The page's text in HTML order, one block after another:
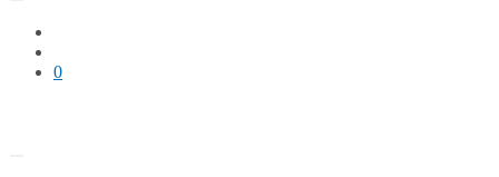
0